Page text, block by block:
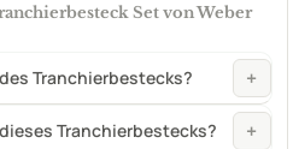
Set von Weber
Tranchierbestecks? +
Tranchierbestecks? +